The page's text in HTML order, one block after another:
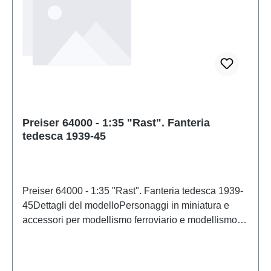
Preiser 64000 - 1:35 "Rast". Fanteria
tedesca 1939-45
Preiser 64000 - 1:35 "Rast". Fanteria tedesca 1939-
45Dettagli del modelloPersonaggi in miniatura e
accessori per modellismo ferroviario e modellismo di